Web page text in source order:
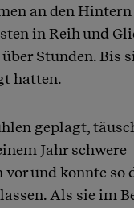
an den
in Reih und
Stunden. Bis
hatten.
geplagt,
Jahr schwere
vor und konnte so
Als sie im